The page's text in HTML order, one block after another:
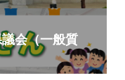
会（一般質